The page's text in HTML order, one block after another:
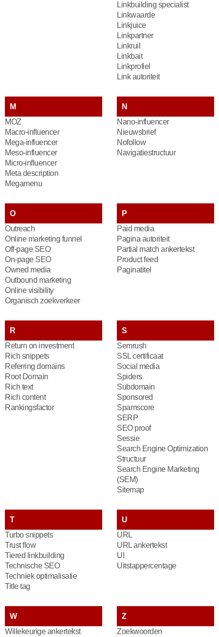
Linkbuilding specialist
Linkwaarde
Linkjuice
Linkpartner
Linkruil
Linkbait
Linkprofiel
Link autoriteit
M
MOZ
Macro-influencer
Mega-influencer
Meso-influencer
Micro-influencer
Meta description
Megamenu
N
Nano-influencer
Nieuwsbrief
Nofollow
Navigatiestructuur
O
Outreach
Online marketing funnel
Off-page SEO
On-page SEO
Owned media
Outbound marketing
Online visibility
Organisch zoekverkeer
P
Paid media
Pagina autoriteit
Partial match ankertekst
Product feed
Paginatitel
R
Return on investment
Rich snippets
Referring domains
Root Domain
Rich text
Rich content
Rankingsfactor
S
Semrush
SSL certificaat
Social media
Spiders
Subdomain
Sponsored
Spamscore
SERP
SEO proof
Sessie
Search Engine Optimization
Structuur
Search Engine Marketing
(SEM)
Sitemap
T
Turbo snippets
Trust flow
Tiered linkbuilding
Technische SEO
Techniek optimalisatie
Title tag
U
URL
URL ankertekst
UI
Uitstappercentage
W
Willekeurige ankertekst
Z
Zoekwoorden